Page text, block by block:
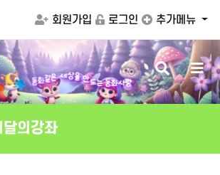
회원가입 로그인 추가메뉴
동화같은 세상을 만드는 동화사랑
검
색
버
튼
메
뉴
버
튼
달의강좌